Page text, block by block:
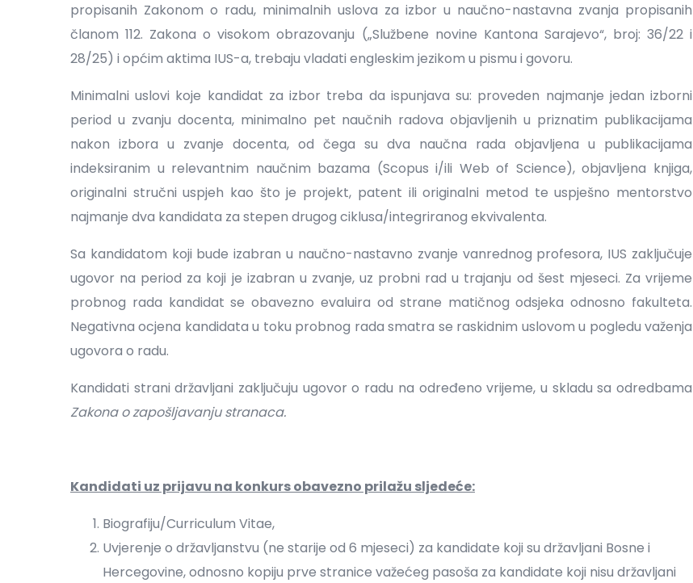
propisanih Zakonom o radu, minimalnih uslova za izbor u naučno-nastavna zvanja propisanih
članom 112. Zakona o visokom obrazovanju („Službene novine Kantona Sarajevo“, broj: 36/22 i
28/25) i općim aktima IUS-a, trebaju vladati engleskim jezikom u pismu i govoru.
Minimalni uslovi koje kandidat za izbor treba da ispunjava su: proveden najmanje jedan izborni
period u zvanju docenta, minimalno pet naučnih radova objavljenih u priznatim publikacijama
nakon izbora u zvanje docenta, od čega su dva naučna rada objavljena u publikacijama
indeksiranim u relevantnim naučnim bazama (Scopus i/ili Web of Science), objavljena knjiga,
originalni stručni uspjeh kao što je projekt, patent ili originalni metod te uspješno mentorstvo
najmanje dva kandidata za stepen drugog ciklusa/integriranog ekvivalenta.
Sa kandidatom koji bude izabran u naučno-nastavno zvanje vanrednog profesora, IUS zaključuje
ugovor na period za koji je izabran u zvanje, uz probni rad u trajanju od šest mjeseci. Za vrijeme
probnog rada kandidat se obavezno evaluira od strane matičnog odsjeka odnosno fakulteta.
Negativna ocjena kandidata u toku probnog rada smatra se raskidnim uslovom u pogledu važenja
ugovora o radu.
Kandidati strani državljani zaključuju ugovor o radu na određeno vrijeme, u skladu sa odredbama
Zakona o zapošljavanju stranaca.
Kandidati uz prijavu na konkurs obavezno prilažu sljedeće:
Biografiju/Curriculum Vitae,
Uvjerenje o državljanstvu (ne starije od 6 mjeseci) za kandidate koji su državljani Bosne i
Hercegovine, odnosno kopiju prve stranice važećeg pasoša za kandidate koji nisu državljani